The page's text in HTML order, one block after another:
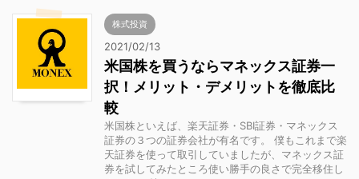
株式投資
2021/02/13
米国株を買うならマネックス証券一
択！メリット・デメリットを徹底比
較
米国株といえば、楽天証券・SBI証券・マネックス
証券の３つの証券会社が有名です。 僕もこれまで楽
天証券を使って取引していましたが、マネックス証
券を試してみたところ使い勝手の良さで完全移住し